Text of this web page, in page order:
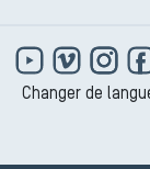
Changer de